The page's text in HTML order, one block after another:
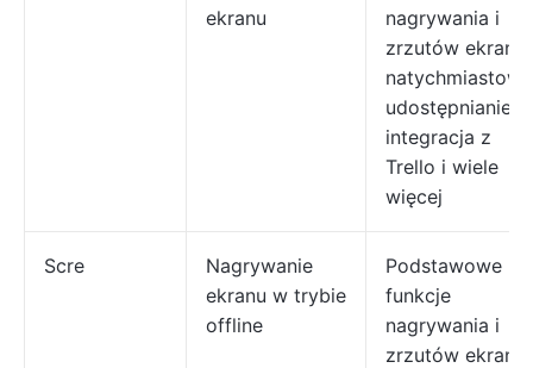
ekranu
nagrywania i
zrzutów ekranu,
natychmiastowe
udostępnianie,
integracja z
Trello i wiele
więcej
Scre
Nagrywanie
ekranu w trybie
offline
Podstawowe
funkcje
nagrywania i
zrzutów ekranu,